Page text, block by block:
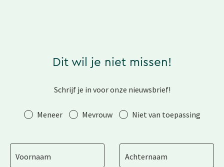
Dit wil je niet missen!
Schrijf je in voor onze nieuwsbrief!
AanhefMeneer Mevrouw Niet van toepassing
Voornaam Achternaam